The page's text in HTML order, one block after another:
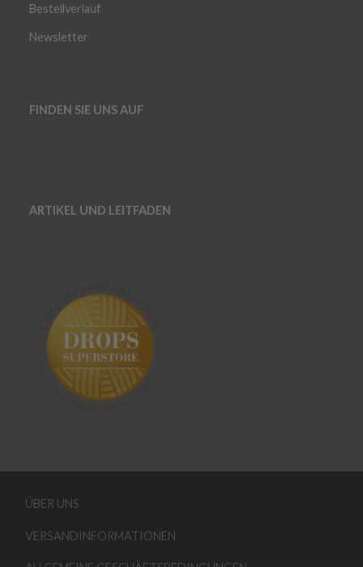
Bestellverlauf
Newsletter
FINDEN SIE UNS AUF
ARTIKEL UND LEITFADEN
ÜBER UNS
VERSANDINFORMATIONEN